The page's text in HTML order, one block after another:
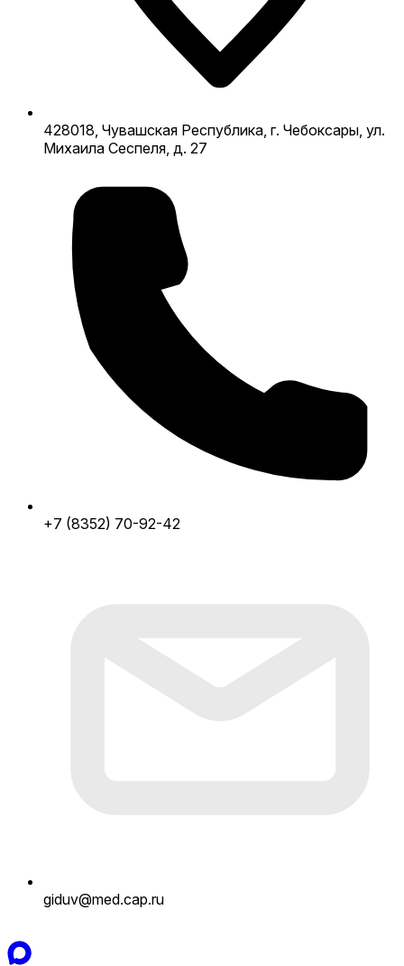
428018, Чувашская Республика, г. Чебоксары, ул.
Михаила Сеспеля, д. 27
+7 (8352) 70-92-42
giduv@med.cap.ru